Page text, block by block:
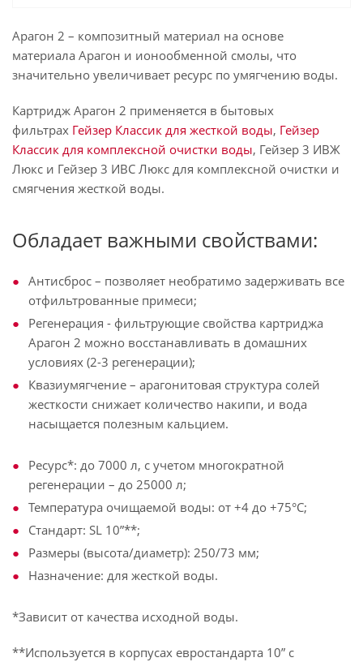
Арагон 2 – композитный материал на основе
материала Арагон и ионообменной смолы, что
значительно увеличивает ресурс по умягчению воды.
Картридж Арагон 2 применяется в бытовых
фильтрах Гейзер Классик для жесткой воды, Гейзер
Классик для комплексной очистки воды, Гейзер 3 ИВЖ
Люкс и Гейзер 3 ИВС Люкс для комплексной очистки и
смягчения жесткой воды.
Обладает важными свойствами:
Антисброс – позволяет необратимо задерживать все
отфильтрованные примеси;
Регенерация - фильтрующие свойства картриджа
Арагон 2 можно восстанавливать в домашних
условиях (2-3 регенерации);
Квазиумягчение – арагонитовая структура солей
жесткости снижает количество накипи, и вода
насыщается полезным кальцием.
Ресурс*: до 7000 л, с учетом многократной
регенерации – до 25000 л;
Температура очищаемой воды: от +4 до +75°С;
Стандарт: SL 10”**;
Размеры (высота/диаметр): 250/73 мм;
Назначение: для жесткой воды.
*Зависит от качества исходной воды.
**Используется в корпусах евростандарта 10” с